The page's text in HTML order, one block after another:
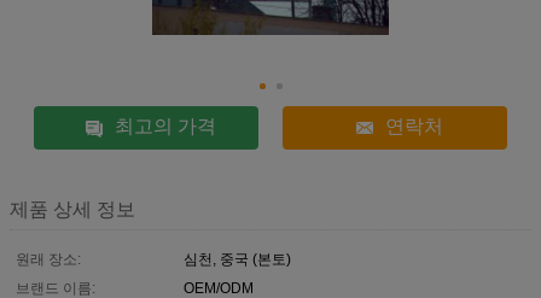
최고의 가격 연락처
제품 상세 정보
원래 장소:
심천, 중국 (본토)
브랜드 이름:
OEM/ODM